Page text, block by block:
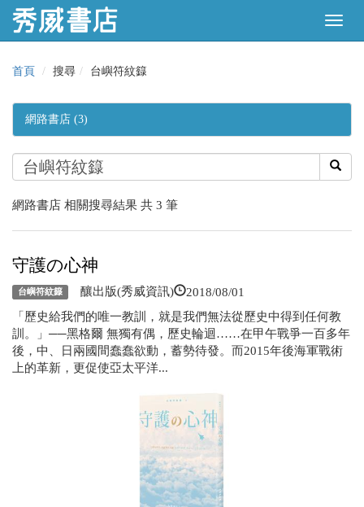
首頁 搜尋 台嶼符紋籙
網路書店 (3)
網路書店 相關搜尋結果 共 3 筆
守護の心神
台嶼符紋籙 釀出版(秀威資訊) 2018/08/01
「歷史給我們的唯一教訓，就是我們無法從歷史中得到任何教
訓。」──黑格爾 無獨有偶，歷史輪迴……在甲午戰爭一百多年
後，中、日兩國間蠢蠢欲動，蓄勢待發。而2015年後海軍戰術
上的革新，更促使亞太平洋...